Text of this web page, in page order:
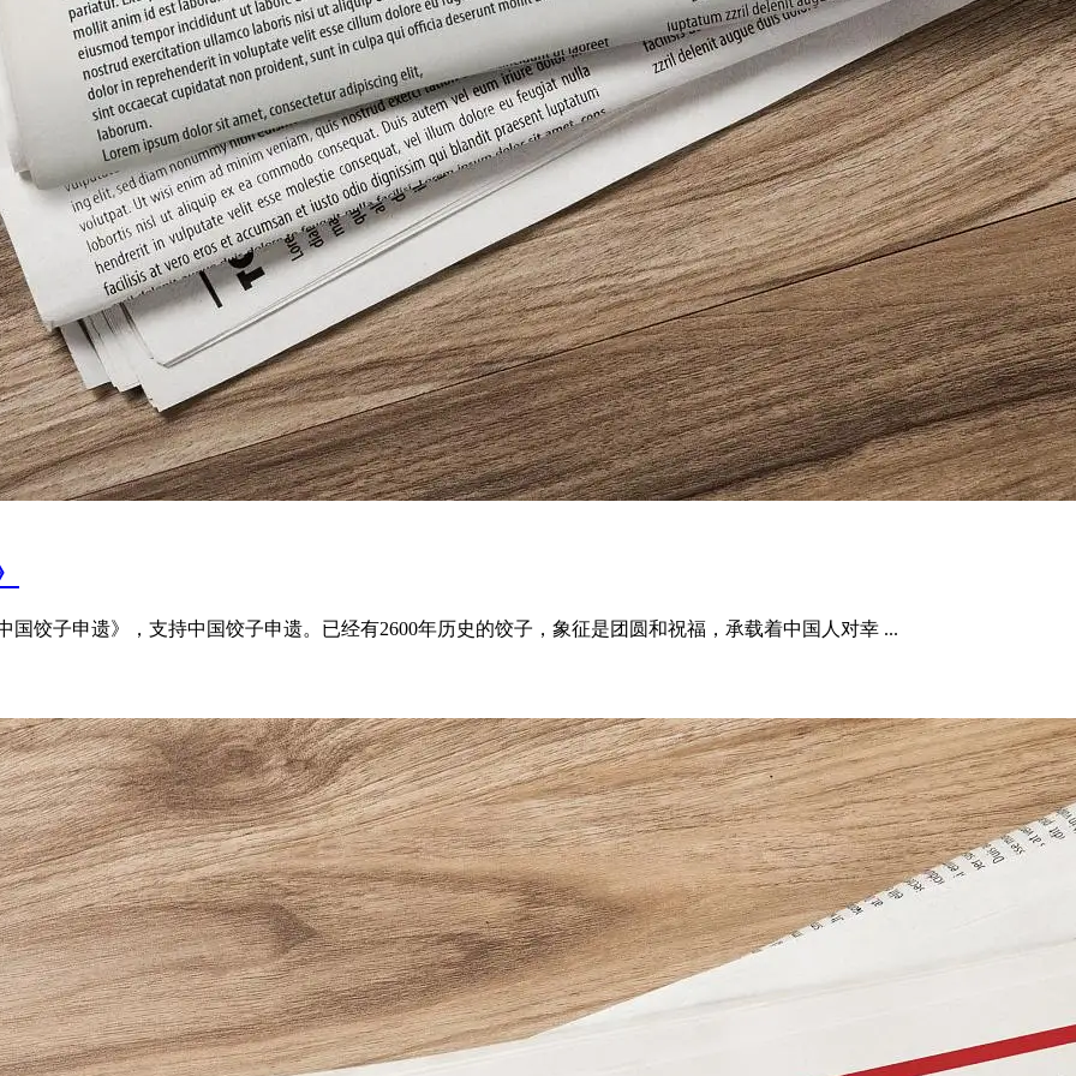
饺子申遗》，支持中国饺子申遗。已经有2600年历史的饺子，象征是团圆和祝福，承载着中国人对幸 ...